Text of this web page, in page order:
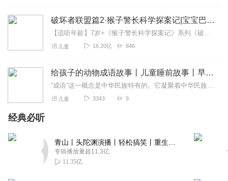
好听66666666
2020-07-20
很好，我学了好多成语
2020-07-16
超级好！我喜欢姐姐的故事
吴心h
破坏者联盟篇2·猴子警长科学探案记|宝宝巴士故事
【适听年龄】7岁+《猴子警长科学探案记》系列《破坏者联盟篇1·猴子警长科学探案记》>>>《破坏者联盟篇2·猴子警长科学探案记》>>>《破坏者联盟篇3·猴子警长科...
儿童 16.20亿 846
给孩子的动物成语故事丨儿童睡前故事丨早教启蒙
“成语”这一概念是中华民族特有的。它凝聚着中华民族几千年文明的精华，也是现代汉族中词汇的精品。成语故事几乎是每一个小朋友的必修课，它涵盖了语言之美，历史典故同，...
儿童 3343 9
经典必听
专辑播放量超11.3亿
11.35亿